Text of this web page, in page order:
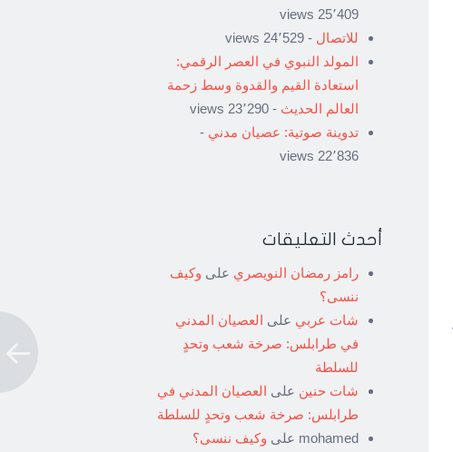
25٬409 views
للاتصال - 24٬529 views
المولد النبوي في العصر الرقمي:
استعادة القيم والقدوة وسط زحمة
العالم الحديث - 23٬290 views
تدوينة صوتية: عصيان مدني -
22٬836 views
أحدث التعليقات
رامز رمضان النويصري على وكيف
ننسى؟
شات عربي على العصيان المدني
في طرابلس: صرخة شعب وتحدٍ
للسلطة
شات حنين على العصيان المدني في
طرابلس: صرخة شعب وتحدٍ للسلطة
mohamed على وكيف ننسى؟